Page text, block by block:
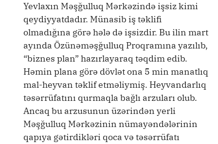
Yevlaxın Məşğulluq Mərkəzində işsiz kimi
qeydiyyatdadır. Münasib iş təklifi
olmadığına görə hələ də işsizdir. Bu ilin mart
ayında Özünəməşğulluq Proqramına yazılıb,
“biznes plan” hazırlayaraq təqdim edib.
Həmin plana görə dövlət ona 5 min manatlıq
mal-heyvan təklif etməliymiş. Heyvandarlıq
təsərrüfatını qurmaqla bağlı arzuları olub.
Ancaq bu arzusunun üzərindən yerli
Məşğulluq Mərkəzinin nümayəndələrinin
qapıya gətirdikləri qoca və təsərrüfatı